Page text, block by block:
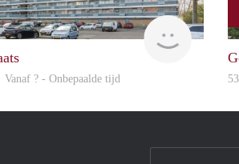
Woning
Vanaf ? - Onbepaalde tijd